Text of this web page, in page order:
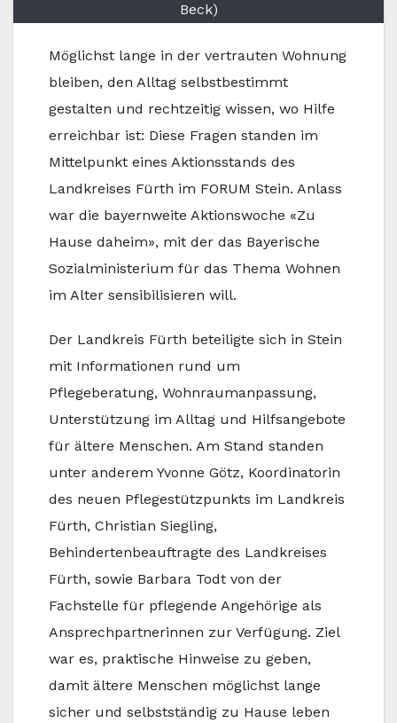
Beck)
Möglichst lange in der vertrauten Wohnung
bleiben, den Alltag selbstbestimmt
gestalten und rechtzeitig wissen, wo Hilfe
erreichbar ist: Diese Fragen standen im
Mittelpunkt eines Aktionsstands des
Landkreises Fürth im FORUM Stein. Anlass
war die bayernweite Aktionswoche «Zu
Hause daheim», mit der das Bayerische
Sozialministerium für das Thema Wohnen
im Alter sensibilisieren will.
Der Landkreis Fürth beteiligte sich in Stein
mit Informationen rund um
Pflegeberatung, Wohnraumanpassung,
Unterstützung im Alltag und Hilfsangebote
für ältere Menschen. Am Stand standen
unter anderem Yvonne Götz, Koordinatorin
des neuen Pflegestützpunkts im Landkreis
Fürth, Christian Siegling,
Behindertenbeauftragte des Landkreises
Fürth, sowie Barbara Todt von der
Fachstelle für pflegende Angehörige als
Ansprechpartnerinnen zur Verfügung. Ziel
war es, praktische Hinweise zu geben,
damit ältere Menschen möglichst lange
sicher und selbstständig zu Hause leben